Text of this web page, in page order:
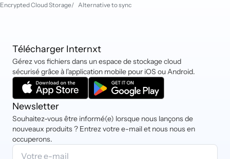
Encrypted Cloud Storage/ Alternative to sync
Télécharger Internxt
Gérez vos fichiers dans un espace de stockage cloud
sécurisé grâce à l'application mobile pour iOS ou Android.
Newsletter
Souhaitez-vous être informé(e) lorsque nous lançons de
nouveaux produits ? Entrez votre e-mail et nous nous en
occuperons.